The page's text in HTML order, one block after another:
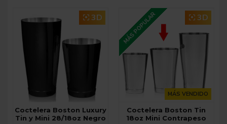
3D
Coctelera Boston Luxury
Tin y Mini 28/18oz Negro
MÁS VENDIDO
MÁS POPULAR 3D
Coctelera Boston Tin
18oz Mini Contrapeso